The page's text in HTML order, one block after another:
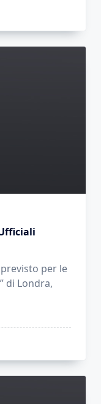
previsto per le
di Londra,